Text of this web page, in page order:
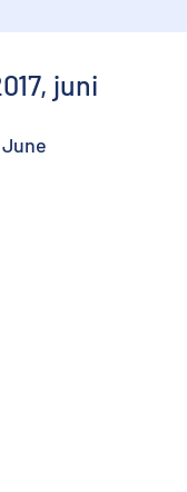
juni